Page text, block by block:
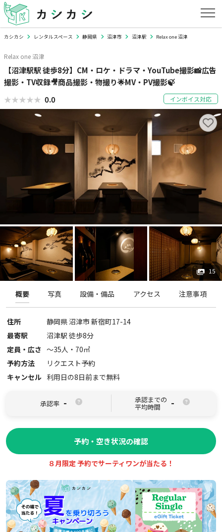
カシカシ レンタルスペース 静岡県 沼津市 沼津駅 Relax one 沼津
Relax one 沼津
【沼津駅駅 徒歩8分】CM・ロケ・ドラマ・YouTube撮影📸広告
撮影・TV収録🎥商品撮影・物撮り🌟MV・PV撮影🍃
★★★★★
★★★★★ 0.0 インボイス対応
15
概要 写真 設備・備品 アクセス 注意事項
住所 静岡県沼津市 新宿町17-14
最寄駅
沼津駅 徒歩8分
定員・広さ 〜35人・ 70㎡
予約方法
リクエスト予約
キャンセル 利用日の8日前まで無料
承認率 - 承認までの
平均時間 -
予約・空き状況の確認
８月限定 予約でサーティワンが当たる！